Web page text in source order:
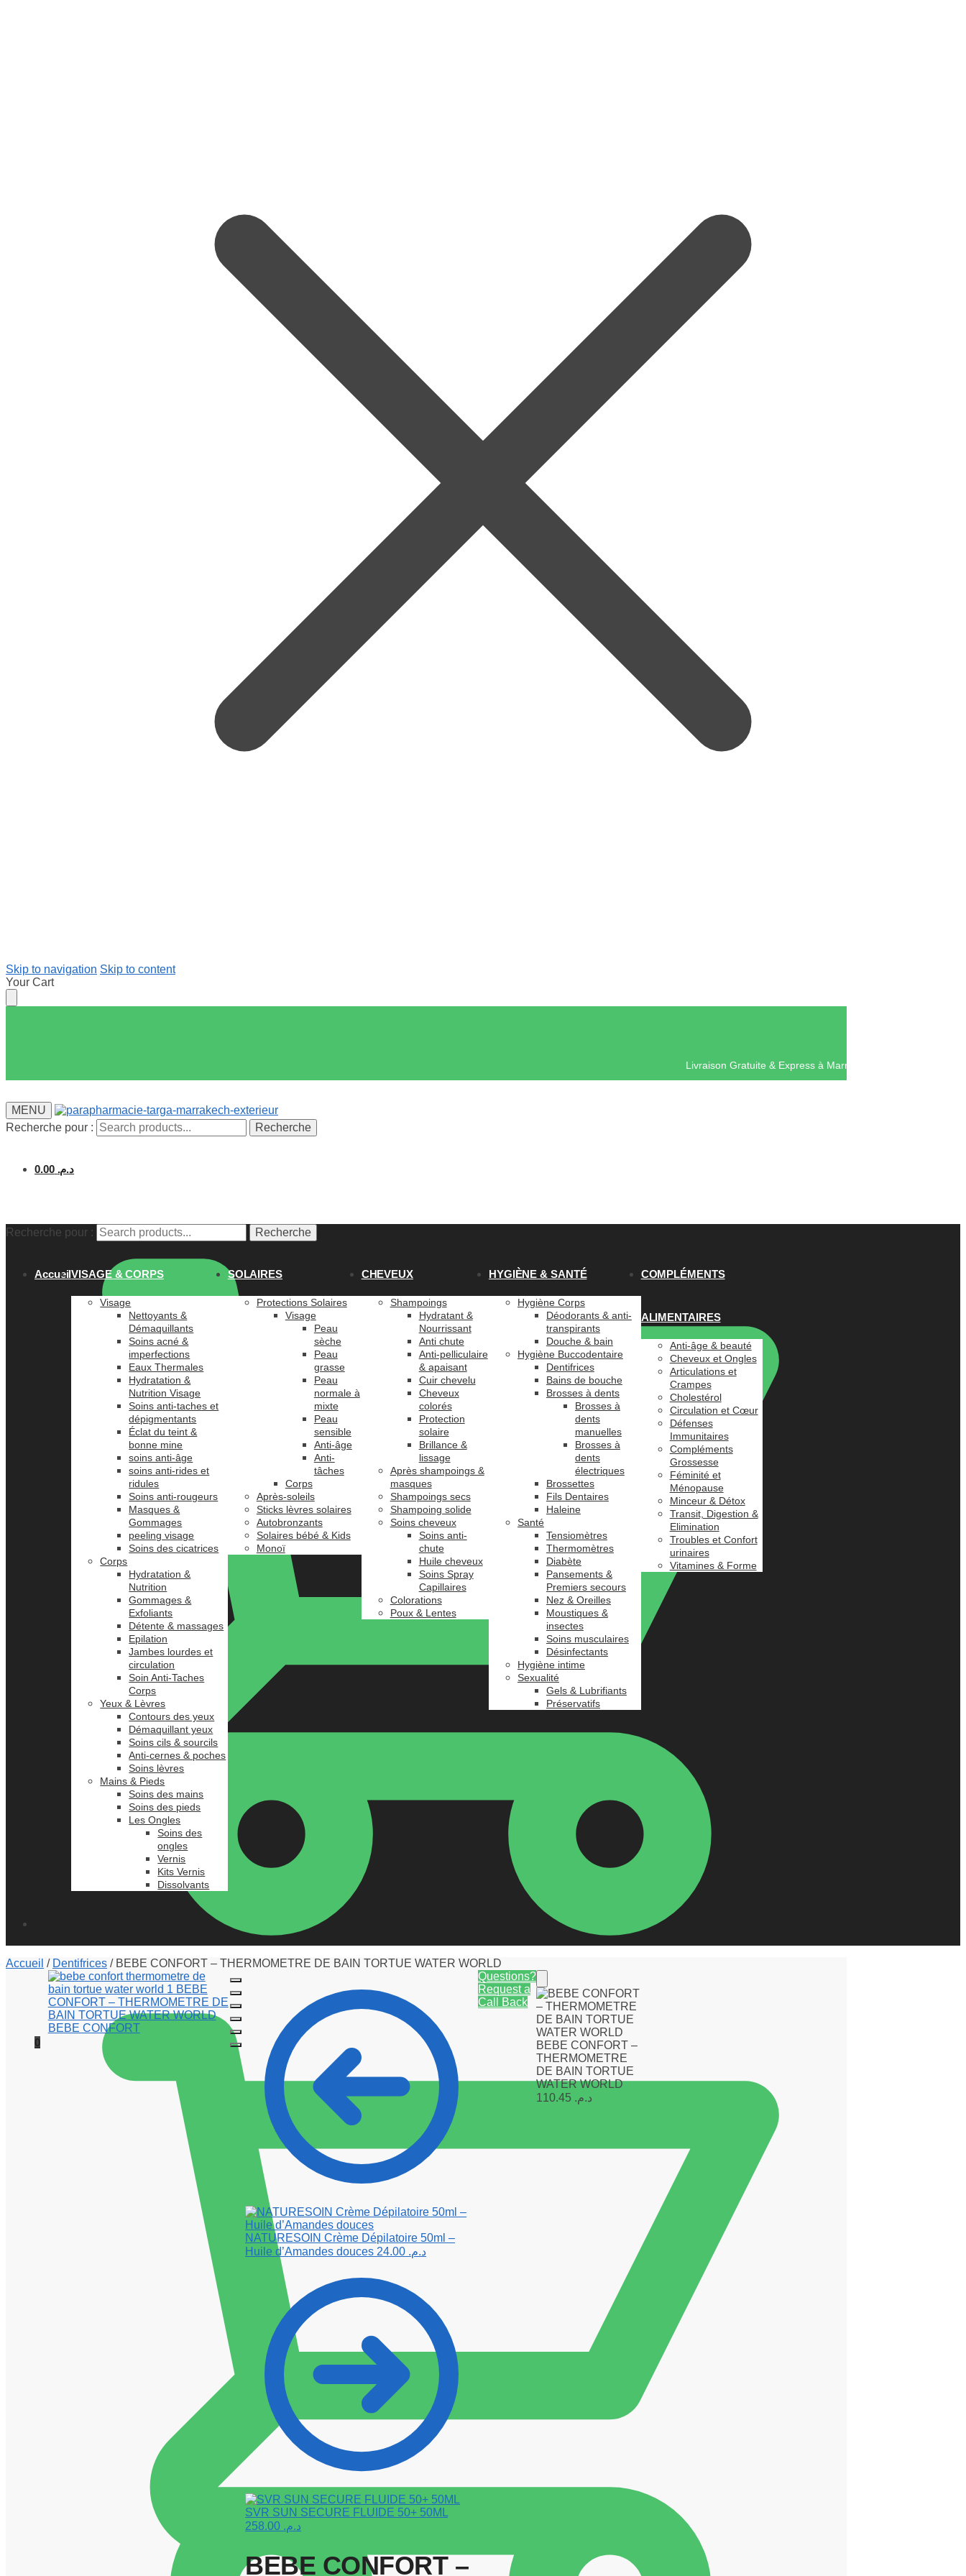
Skip to navigation Skip to content
Your Cart
Livraison Gratuite & Express à
MENU
Recherche pour :
Recherche
د.م. 0.00
0
Recherche pour : Recherche
AccueilVISAGE & CORPS
Visage
Nettoyants &
Démaquillants
Soins acné &
imperfections
Eaux Thermales
Hydratation &
Nutrition Visage
Soins anti-taches et
dépigmentants
Éclat du teint &
bonne mine
soins anti-âge
soins anti-rides et
ridules
Soins anti-rougeurs
Masques &
Gommages
peeling visage
Soins des cicatrices
Corps
Hydratation &
Nutrition
Gommages &
Exfoliants
Détente & massages
Epilation
Jambes lourdes et
circulation
Soin Anti-Taches
Corps
Yeux & Lèvres
Contours des yeux
Démaquillant yeux
Soins cils & sourcils
Anti-cernes & poches
Soins lèvres
Mains & Pieds
Soins des mains
Soins des pieds
Les Ongles
Soins des
ongles
Vernis
Kits Vernis
Dissolvants
SOLAIRES
Protections Solaires
Visage
Peau
sèche
Peau
grasse
Peau
normale à
mixte
Peau
sensible
Anti-âge
Anti-
tâches
Corps
Après-soleils
Sticks lèvres solaires
Autobronzants
Solaires bébé & Kids
Monoï
CHEVEUX
Shampoings
Hydratant &
Nourrissant
Anti chute
Anti-pelliculaire
& apaisant
Cuir chevelu
Cheveux
colorés
Protection
solaire
Brillance &
lissage
Après shampoings &
masques
Shampoings secs
Shampoing solide
Soins cheveux
Soins anti-
chute
Huile cheveux
Soins Spray
Capillaires
Colorations
Poux & Lentes
HYGIÈNE & SANTÉ
Hygiène Corps
Déodorants & anti-
transpirants
Douche & bain
Hygiène Buccodentaire
Dentifrices
Bains de bouche
Brosses à dents
Brosses à
dents
manuelles
Brosses à
dents
électriques
Brossettes
Fils Dentaires
Haleine
Santé
Tensiomètres
Thermomètres
Diabète
Pansements &
Premiers secours
Nez & Oreilles
Moustiques &
insectes
Soins musculaires
Désinfectants
Hygiène intime
Sexualité
Gels & Lubrifiants
Préservatifs
COMPLÉMENTS
ALIMENTAIRES
Anti-âge & beauté
Cheveux et Ongles
Articulations et
Crampes
Cholestérol
Circulation et Cœur
Défenses
Immunitaires
Compléments
Grossesse
Féminité et
Ménopause
Minceur & Détox
Transit, Digestion &
Elimination
Troubles et Confort
urinaires
Vitamines & Forme
Accueil / Dentifrices / BEBE CONFORT – THERMOMETRE DE BAIN TORTUE WATER WORLD
NATURESOIN Crème Dépilatoire 50ml –
Huile d’Amandes douces
د.م.
SVR SUN SECURE FLUIDE 50+ 50ML
د.م.
BEBE CONFORT –
Questions?
Request a
Call Back
BEBE CONFORT –
THERMOMETRE
DE BAIN TORTUE
WATER WORLD
د.م.